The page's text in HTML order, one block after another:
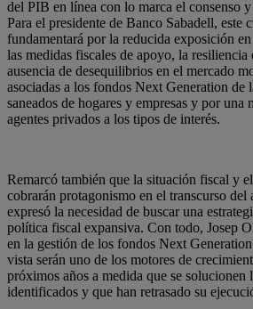
del PIB en línea con lo marca el consenso
Para el presidente de Banco Sabadell, este
fundamentará por la reducida exposición
las medidas fiscales de apoyo, la
ausencia de desequilibrios en el mercado
asociadas a los fondos Next Generation de
saneados de hogares y empresas y por una
agentes privados a los tipos de interés.
Remarcó también que la situación fiscal y
cobrarán protagonismo en el transcurso del
expresó la necesidad de buscar una
política fiscal expansiva. Con todo, Josep
en la gestión de los fondos Next
vista serán uno de los motores de
próximos años a medida que se solucionen
identificados y que han retrasado su